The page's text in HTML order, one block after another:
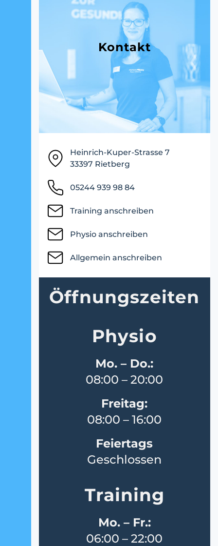
Kontakt
Heinrich-Kuper-Strasse 7
33397 Rietberg
05244 939 98 84
Training anschreiben
Physio anschreiben
Allgemein anschreiben
Öffnungs­zeiten
Physio
Mo. – Do.:
08:00 – 20:00
Freitag:
08:00 – 16:00
Feiertags
Geschlossen
Training
Mo. – Fr.:
06:00 – 22:00